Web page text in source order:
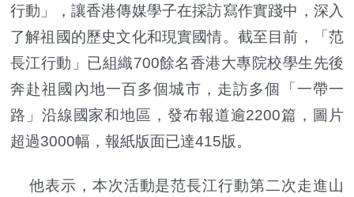
行動」，讓香港傳媒學子在採訪寫作實踐中，深入
了解祖國的歷史文化和現實國情。截至目前，「范
長江行動」已組織700餘名香港大專院校學生先後
奔赴祖國內地一百多個城市，走訪多個「一帶一
路」沿線國家和地區，發布報道逾2200篇，圖片
超過3000幅，報紙版面已達415版。
他表示，本次活動是范長江行動第二次走進山